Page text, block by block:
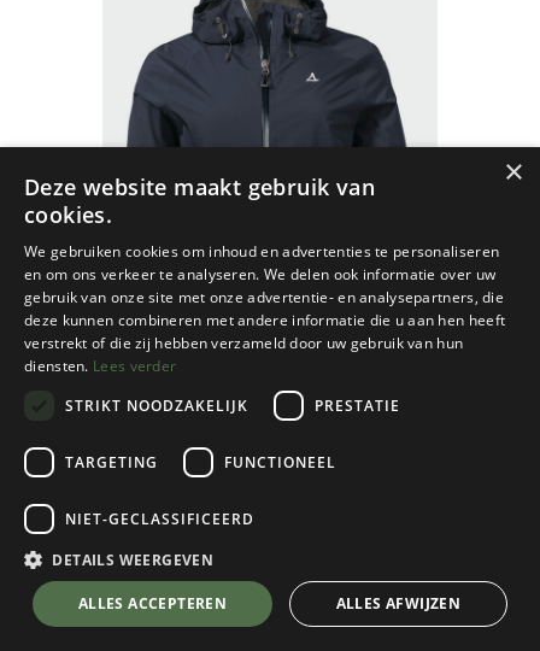
Schöffel
2.5L 3D Jacket Vistdal Dames
Navy Blazer
Kies een maat
💬 Stel je vraag over dit product via WhatsApp
×
Deze website maakt gebruik van
cookies.
We gebruiken cookies om inhoud en advertenties te personaliseren
en om ons verkeer te analyseren. We delen ook informatie over uw
gebruik van onze site met onze advertentie- en analysepartners, die
deze kunnen combineren met andere informatie die u aan hen heeft
verstrekt of die zij hebben verzameld door uw gebruik van hun
diensten. Lees verder
STRIKT NOODZAKELIJK
PRESTATIE
TARGETING FUNCTIONEEL
NIET-GECLASSIFICEERD
DETAILS WEERGEVEN
ALLES ACCEPTEREN ALLES AFWIJZEN